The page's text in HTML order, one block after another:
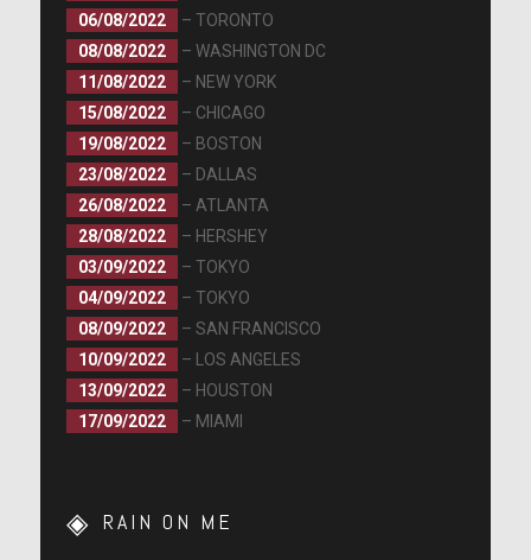
06/08/2022
– TORONTO
08/08/2022
– WASHINGTON DC
11/08/2022
– NEW YORK
15/08/2022
– CHICAGO
19/08/2022
– BOSTON
23/08/2022
– DALLAS
26/08/2022
– ATLANTA
28/08/2022
– HERSHEY
03/09/2022
– TOKYO
04/09/2022
– TOKYO
08/09/2022
– SAN FRANCISCO
10/09/2022
– LOS ANGELES
13/09/2022
– HOUSTON
17/09/2022
– MIAMI
RAIN ON ME